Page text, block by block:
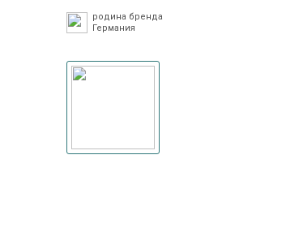
родина бренда
Германия